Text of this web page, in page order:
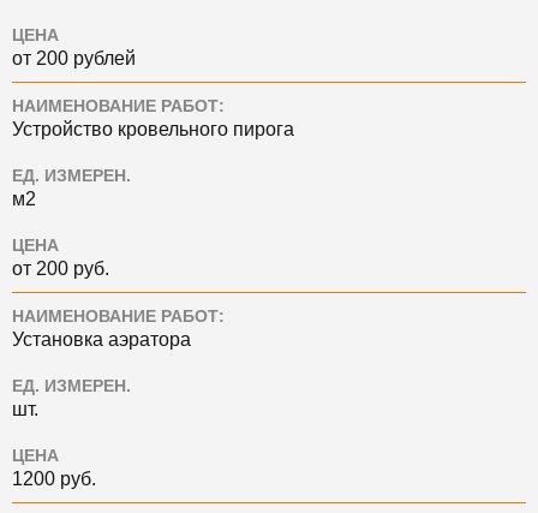
ЦЕНА
от 200 рублей
НАИМЕНОВАНИЕ РАБОТ:
Устройство кровельного пирога
ЕД. ИЗМЕРЕН.
м2
ЦЕНА
от 200 руб.
НАИМЕНОВАНИЕ РАБОТ:
Установка аэратора
ЕД. ИЗМЕРЕН.
шт.
ЦЕНА
1200 руб.